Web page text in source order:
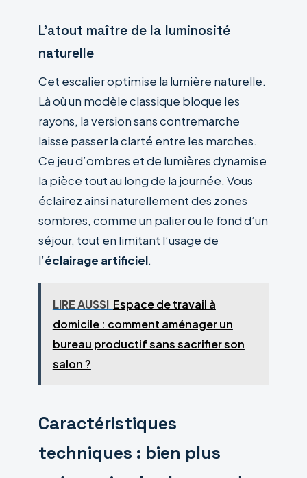
L’atout maître de la luminosité
naturelle
Cet escalier optimise la lumière naturelle.
Là où un modèle classique bloque les
rayons, la version sans contremarche
laisse passer la clarté entre les marches.
Ce jeu d’ombres et de lumières dynamise
la pièce tout au long de la journée. Vous
éclairez ainsi naturellement des zones
sombres, comme un palier ou le fond d’un
séjour, tout en limitant l’usage de
l’éclairage artificiel.
LIRE AUSSI Espace de travail à
domicile : comment aménager un
bureau productif sans sacrifier son
salon ?
Caractéristiques
techniques : bien plus